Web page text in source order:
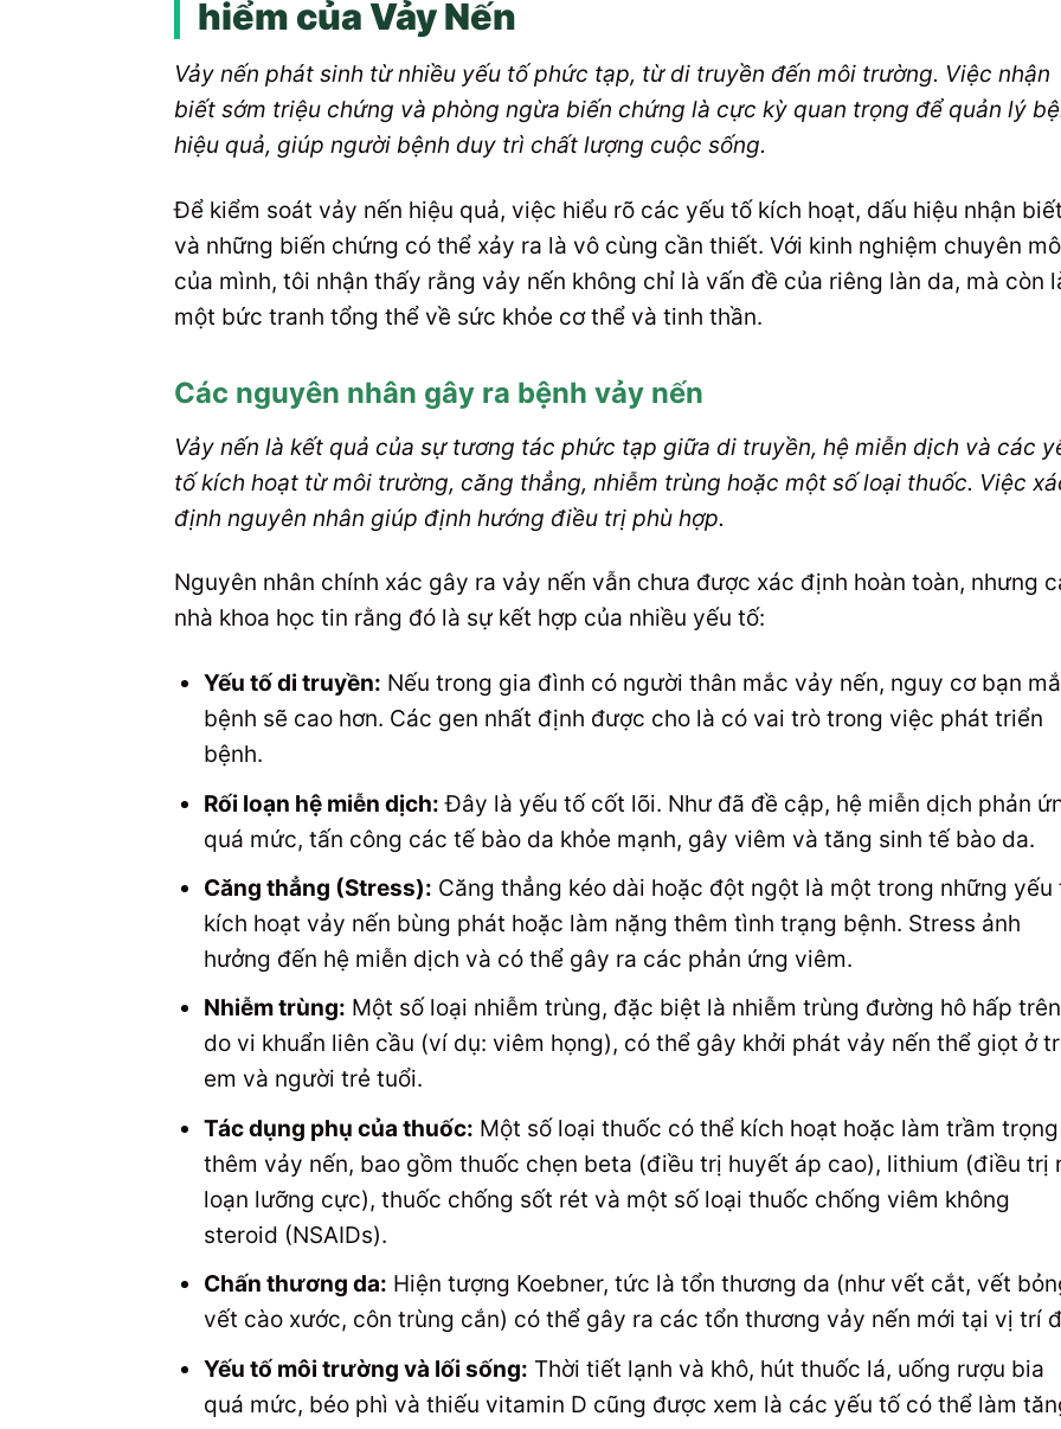
hiểm của Vảy Nến
Vảy nến phát sinh từ nhiều yếu tố phức tạp, từ di truyền đến môi trường. Việc nhận
biết sớm triệu chứng và phòng ngừa biến chứng là cực kỳ quan trọng để quản lý
hiệu quả, giúp người bệnh duy trì chất lượng cuộc sống.
Để kiểm soát vảy nến hiệu quả, việc hiểu rõ các yếu tố kích hoạt, dấu hiệu nhận biết
và những biến chứng có thể xảy ra là vô cùng cần thiết. Với kinh nghiệm chuyên
của mình, tôi nhận thấy rằng vảy nến không chỉ là vấn đề của riêng làn da, mà còn
một bức tranh tổng thể về sức khỏe cơ thể và tinh thần.
Các nguyên nhân gây ra bệnh vảy nến
Vảy nến là kết quả của sự tương tác phức tạp giữa di truyền, hệ miễn dịch và các
tố kích hoạt từ môi trường, căng thẳng, nhiễm trùng hoặc một số loại thuốc. Việc
định nguyên nhân giúp định hướng điều trị phù hợp.
Nguyên nhân chính xác gây ra vảy nến vẫn chưa được xác định hoàn toàn, nhưng
nhà khoa học tin rằng đó là sự kết hợp của nhiều yếu tố:
Yếu tố di truyền: Nếu trong gia đình có người thân mắc vảy nến, nguy cơ bạn
bệnh sẽ cao hơn. Các gen nhất định được cho là có vai trò trong việc phát triển
bệnh.
Rối loạn hệ miễn dịch: Đây là yếu tố cốt lõi. Như đã đề cập, hệ miễn dịch phản
quá mức, tấn công các tế bào da khỏe mạnh, gây viêm và tăng sinh tế bào da.
Căng thẳng (Stress): Căng thẳng kéo dài hoặc đột ngột là một trong những yếu
kích hoạt vảy nến bùng phát hoặc làm nặng thêm tình trạng bệnh. Stress ảnh
hưởng đến hệ miễn dịch và có thể gây ra các phản ứng viêm.
Nhiễm trùng: Một số loại nhiễm trùng, đặc biệt là nhiễm trùng đường hô hấp trên
do vi khuẩn liên cầu (ví dụ: viêm họng), có thể gây khởi phát vảy nến thể giọt ở
em và người trẻ tuổi.
Tác dụng phụ của thuốc: Một số loại thuốc có thể kích hoạt hoặc làm trầm trọng
thêm vảy nến, bao gồm thuốc chẹn beta (điều trị huyết áp cao), lithium (điều trị
loạn lưỡng cực), thuốc chống sốt rét và một số loại thuốc chống viêm không
steroid (NSAIDs).
Chấn thương da: Hiện tượng Koebner, tức là tổn thương da (như vết cắt, vết
vết cào xước, côn trùng cắn) có thể gây ra các tổn thương vảy nến mới tại vị trí
Yếu tố môi trường và lối sống: Thời tiết lạnh và khô, hút thuốc lá, uống rượu bia
quá mức, béo phì và thiếu vitamin D cũng được xem là các yếu tố có thể làm